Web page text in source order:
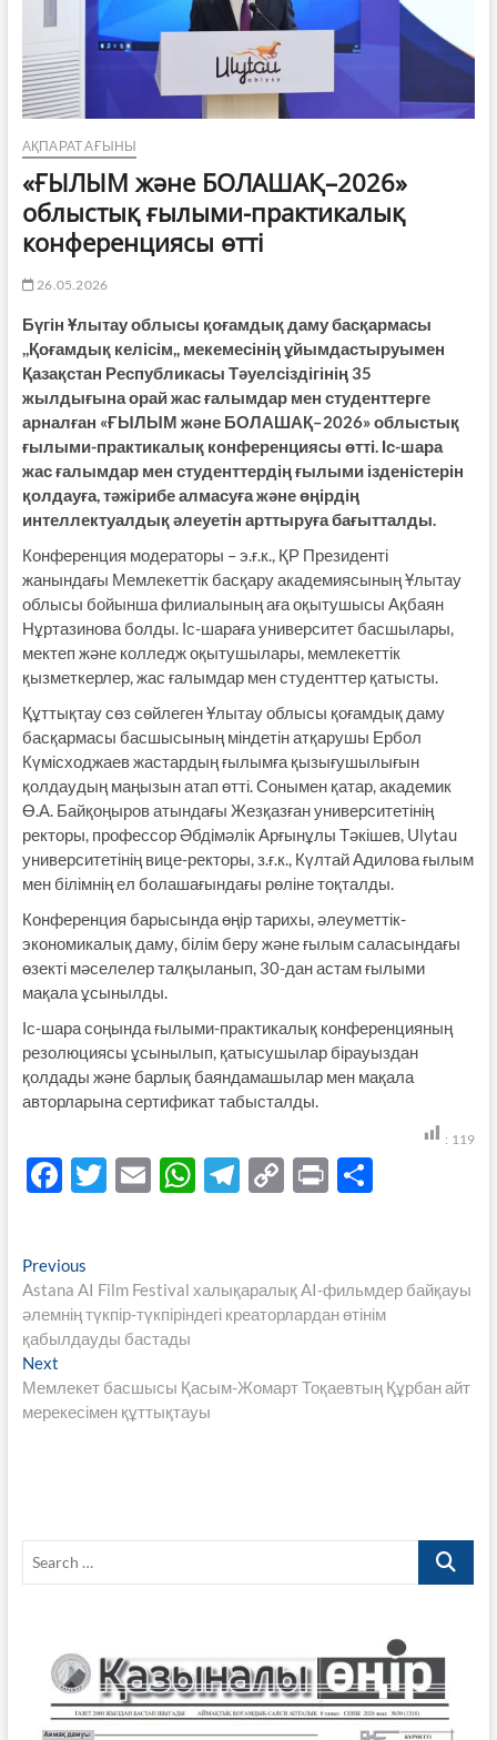
АҚПАРАТ АҒЫНЫ
«ҒЫЛЫМ және БОЛАШАҚ–2026»
облыстық ғылыми-практикалық
конференциясы өтті
26.05.2026
Бүгін Ұлытау облысы қоғамдық даму басқармасы
,,Қоғамдық келісім,, мекемесінің ұйымдастыруымен
Қазақстан Республикасы Тәуелсіздігінің 35
жылдығына орай жас ғалымдар мен студенттерге
арналған «ҒЫЛЫМ және БОЛАШАҚ–2026» облыстық
ғылыми-практикалық конференциясы өтті. Іс-шара
жас ғалымдар мен студенттердің ғылыми ізденістерін
қолдауға, тәжірибе алмасуға және өңірдің
интеллектуалдық әлеуетін арттыруға бағытталды.
Конференция модераторы – э.ғ.к., ҚР Президенті
жанындағы Мемлекеттік басқару академиясының Ұлытау
облысы бойынша филиалының аға оқытушысы Ақбаян
Нұртазинова болды. Іс-шараға университет басшылары,
мектеп және колледж оқытушылары, мемлекеттік
қызметкерлер, жас ғалымдар мен студенттер қатысты.
Құттықтау сөз сөйлеген Ұлытау облысы қоғамдық даму
басқармасы басшысының міндетін атқарушы Ербол
Күмісходжаев жастардың ғылымға қызығушылығын
қолдаудың маңызын атап өтті. Сонымен қатар, академик
Ө.А. Байқоңыров атындағы Жезқазған университетінің
ректоры, профессор Әбдімәлік Арғынұлы Тәкішев, Ulytau
университетінің вице-ректоры, з.ғ.к., Күлтай Адилова ғылым
мен білімнің ел болашағындағы рөліне тоқталды.
Конференция барысында өңір тарихы, әлеуметтік-
экономикалық даму, білім беру және ғылым саласындағы
өзекті мәселелер талқыланып, 30-дан астам ғылыми
мақала ұсынылды.
Іс-шара соңында ғылыми-практикалық конференцияның
резолюциясы ұсынылып, қатысушылар бірауыздан
қолдады және барлық баяндамашылар мен мақала
авторларына сертификат табысталды.
: 119
F
b
o
o
k
T
er
E W
s
A
p
T
gr
a
C
y
Li
k
P S
e
Навигация
по
записям
PreviousPrevious
post:
Astana AI Film Festival халықаралық AI-фильмдер байқауы
әлемнің түкпір-түкпіріндегі креаторлардан өтінім
қабылдауды бастады
NextNext
post:
Мемлекет басшысы Қасым-Жомарт Тоқаевтың Құрбан айт
мерекесімен құттықтауы
Search